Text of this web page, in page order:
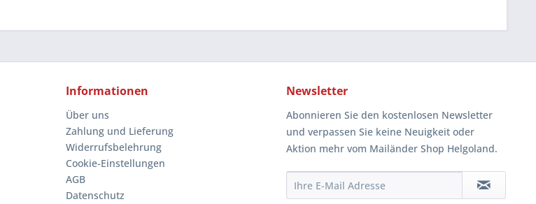
Informationen
Über uns
Zahlung und Lieferung
Widerrufsbelehrung
Cookie-Einstellungen
AGB
Datenschutz
Newsletter
Abonnieren Sie den kostenlosen Newsletter
und verpassen Sie keine Neuigkeit oder
Aktion mehr vom Mailänder Shop Helgoland.